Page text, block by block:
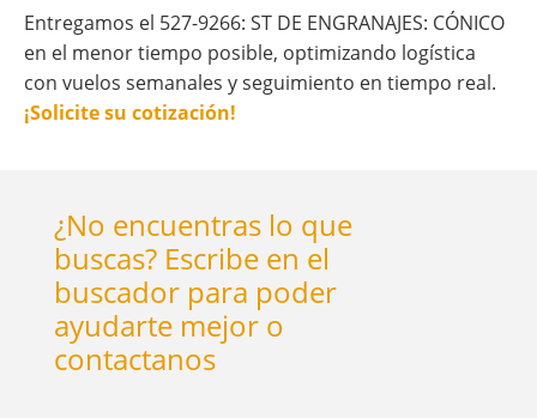
Entregamos el 527-9266: ST DE ENGRANAJES: CÓNICO
en el menor tiempo posible, optimizando logística
con vuelos semanales y seguimiento en tiempo real.
¡Solicite su cotización!
¿No encuentras lo que
buscas? Escribe en el
buscador para poder
ayudarte mejor o
contactanos